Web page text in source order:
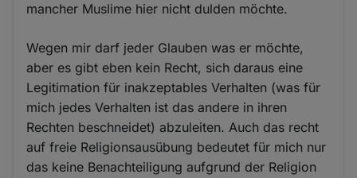
mancher Muslime hier nicht dulden möchte.
Wegen mir darf jeder Glauben was er möchte,
aber es gibt eben kein Recht, sich daraus eine
Legitimation für inakzeptables Verhalten (was für
mich jedes Verhalten ist das andere in ihren
Rechten beschneidet) abzuleiten. Auch das recht
auf freie Religionsausübung bedeutet für mich nur
das keine Benachteiligung aufgrund der Religion